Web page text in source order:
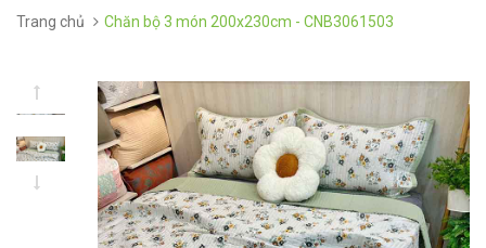
Trang chủ Chăn bộ 3 món 200x230cm - CNB3061503